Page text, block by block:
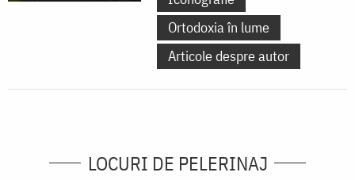
Ortodoxia în lume
Articole despre autor
LOCURI DE PELERINAJ